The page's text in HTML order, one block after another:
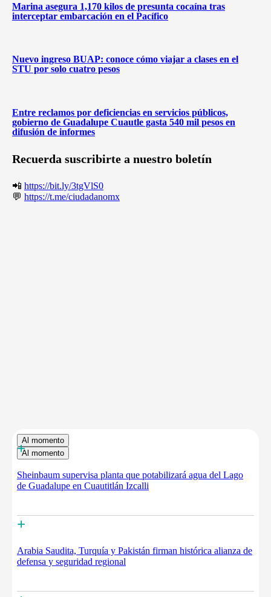
Marina asegura 1,170 kilos de presunta cocaína tras
interceptar embarcación en el Pacífico
Nuevo ingreso BUAP: conoce cómo viajar a clases en el
STU por solo cuatro pesos
Entre reclamos por deficiencias en servicios públicos,
gobierno de Guadalupe Cuautle gasta 540 mil pesos en
difusión de informes
Recuerda suscribirte a nuestro boletín
📲 https://bit.ly/3tgVlS0
💬 https://t.me/ciudadanomx
Al momento
Al momento
+
Sheinbaum supervisa planta que potabilizará agua del Lago
de Guadalupe en Cuautitlán Izcalli
+
Arabia Saudita, Turquía y Pakistán firman histórica alianza de
defensa y seguridad regional